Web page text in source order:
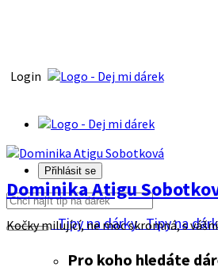
Login
Přihlásit se
Tipy na dárkyTipy na
Pro koho hledáte
Dominika Atigu
Kočky milující, ne moc skromná, s